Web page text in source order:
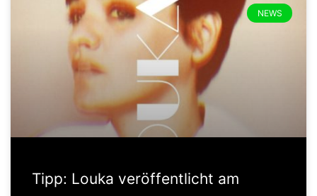
NEWS
Tipp: Louka veröffentlicht am